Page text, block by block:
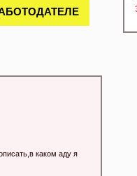
каком аду я